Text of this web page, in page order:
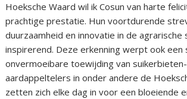
Hoeksche Waard wil ik Cosun van harte
prachtige prestatie. Hun voortdurende
duurzaamheid en innovatie in de agrarische
inspirerend. Deze erkenning werpt ook
onvermoeibare toewijding van
aardappeltelers in onder andere de
zetten zich elke dag in voor een bloeiende